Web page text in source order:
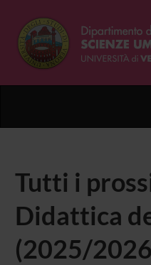
Tutti i
Didattica
(2025/